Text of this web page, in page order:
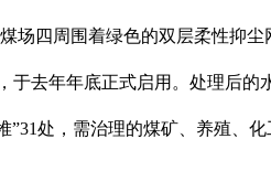
四周围着绿色的双层柔性抑
年年底正式启用。处理后的
处，需治理的煤矿、养殖、化